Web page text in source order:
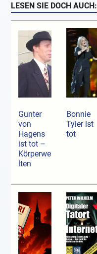
LESEN SIE DOCH AUCH:
Gunter
von
Hagens
ist tot –
Körperwe
lten
Bonnie
Tyler ist
tot